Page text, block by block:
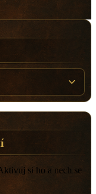
si ho a nech se